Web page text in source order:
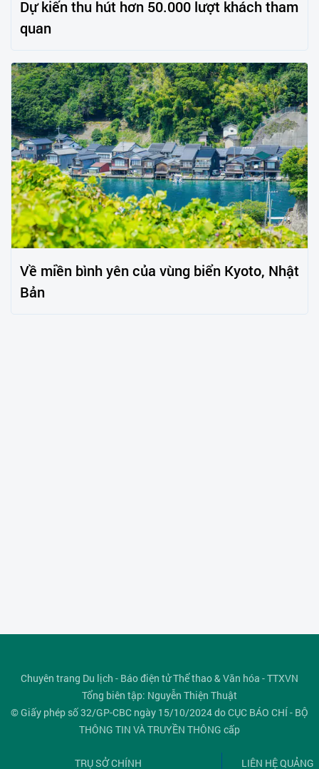
Dự kiến thu hút hơn 50.000 lượt khách tham
quan
Về miền bình yên của vùng biển Kyoto, Nhật
Bản
Chuyên trang Du lịch - Báo điện tử Thể thao & Văn hóa - TTXVN
Tổng biên tập: Nguyễn Thiện Thuật
© Giấy phép số 32/GP-CBC ngày 15/10/2024 do CỤC BÁO CHÍ - BỘ
THÔNG TIN VÀ TRUYỀN THÔNG cấp
TRỤ SỞ CHÍNH LIÊN HỆ QUẢNG